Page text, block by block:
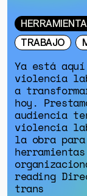
TRABAJO
Ya está
violencia
a
hoy.
audiencia
violencia
la obra
reading
trans